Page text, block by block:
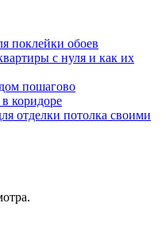
поклейки обоев
с нуля и как их
пошагово
коридоре
отделки потолка своими